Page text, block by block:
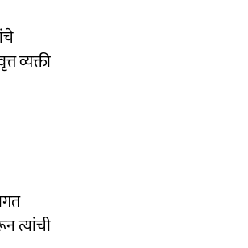
व्यक्ती
त्यांची